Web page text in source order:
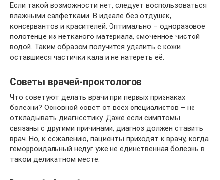
Если такой возможности нет, следует воспользоваться
влажными салфетками. В идеале без отдушек,
консервантов и красителей. Оптимально – одноразовое
полотенце из нетканого материала, смоченное чистой
водой. Таким образом получится удалить с кожи
оставшиеся частички кала и не натереть её.
Советы врачей-проктологов
Что советуют делать врачи при первых признаках
болезни? Основной совет от всех специалистов – не
откладывать диагностику. Даже если симптомы
связаны с другими причинами, диагноз должен ставить
врач. Но, к сожалению, пациенты приходят к врачу, когда
геморроидальный недуг уже не единственная болезнь в
таком деликатном месте.